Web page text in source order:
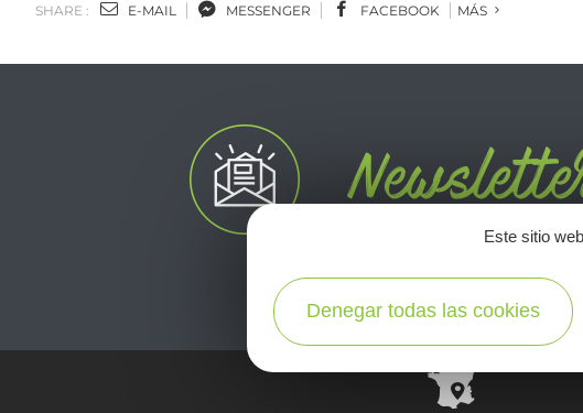
SHARE : E-MAIL MESSENGER FACEBOOK MÁS
Este sitio
Denegar todas las cookies